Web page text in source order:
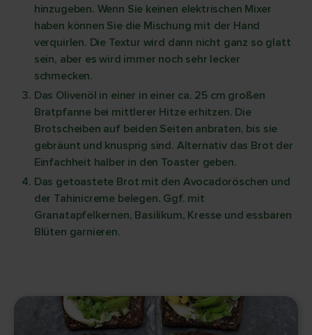
hinzugeben. Wenn Sie keinen elektrischen Mixer
haben können Sie die Mischung mit der Hand
verquirlen. Die Textur wird dann nicht ganz so glatt
sein, aber es wird immer noch sehr lecker
schmecken.
Das Olivenöl in einer in einer ca. 25 cm großen
Bratpfanne bei mittlerer Hitze erhitzen. Die
Brotscheiben auf beiden Seiten anbraten, bis sie
gebräunt und knusprig sind. Alternativ das Brot der
Einfachheit halber in den Toaster geben.
Das getoastete Brot mit den Avocadoröschen und
der Tahinicreme belegen. Ggf. mit
Granatapfelkernen, Basilikum, Kresse und essbaren
Blüten garnieren.